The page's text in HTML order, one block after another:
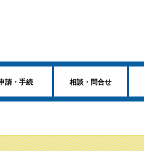
請・手続 相談・問合せ